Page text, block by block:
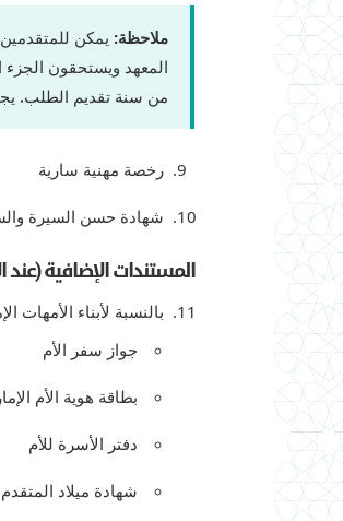
ملاحظة:
من سنة تقديم الطلب. يجب
رخصة مهنية سارية
شهادة حسن السيرة
المستندات الإضافية (عند
بالنسبة لأبناء الأمهات
جواز سفر الأم
بطاقة هوية الأم
دفتر الأسرة للأم
شهادة ميلاد المتقدم